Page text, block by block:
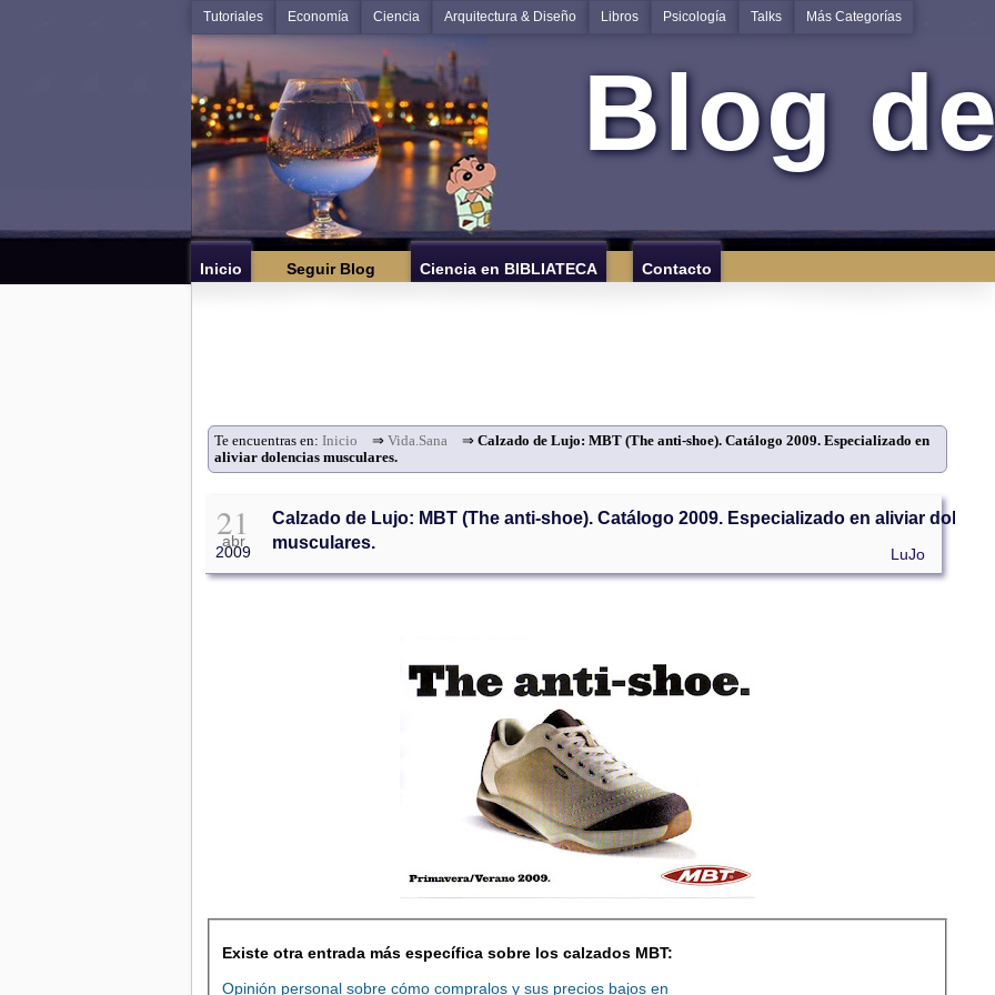
Tutoriales Economía Ciencia Arquitectura & Diseño Libros Psicología Talks Más Categorías
Blog
Inicio Seguir Blog Ciencia en BIBLIATECA Contacto
Te encuentras en: Inicio ⇒ Vida.Sana ⇒ Calzado de Lujo: MBT (The anti-shoe). Catálogo 2009. Especializado en
aliviar dolencias musculares.
21
abr
2009
Calzado de Lujo: MBT (The anti-shoe). Catálogo 2009. Especializado en aliviar
musculares.
LuJo
Existe otra entrada más específica sobre los calzados MBT:
Opinión personal sobre cómo compralos y sus precios bajos en